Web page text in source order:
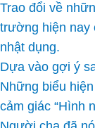
Trao đổi về
trường hiện nay
nhật dụng.
Dựa vào gợi ý
Những biểu
cảm giác “Hình